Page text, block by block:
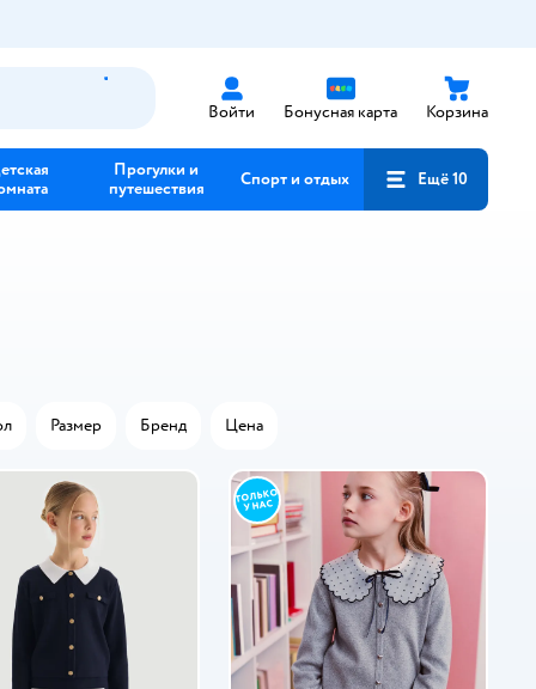
Войти Бонусная карта Корзина
Прогулки и
путешествия
Спорт и отдых Ещё 10
Размер Бренд Цена